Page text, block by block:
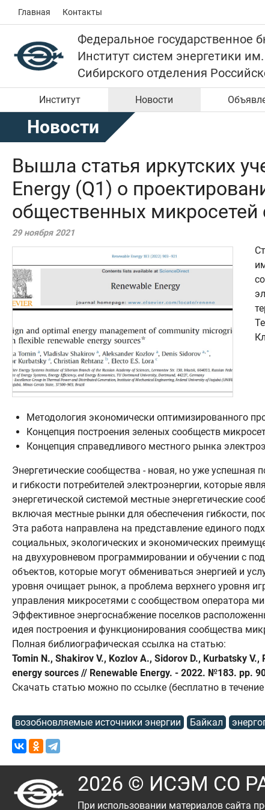
Главная Контакты
Федеральное государственное
Институт систем энергетики
Сибирского отделения
Институт Новости
Новости
Вышла статья иркутских
Energy (Q1) о
общественных
29 ноября 2021
Методология экономически оптимизированного
Концепция построения зеленых сообществ
Концепция справедливого местного рынка
Энергетические сообщества - новая, но уже успешная
и гибкости потребителей электроэнергии, которые
энергетической системой местные энергетические
включая местные рынки для обеспечения гибкости,
Эта работа направлена ​​на представление единого
социальных, экологических и экономических
на двухуровневом программировании и обучении с
объектов, которые могут обмениваться энергией и
уровня очищает рынок, а проблема верхнего уровня
управления микросетями с сообществом оператора
Эффективное энергоснабжение поселков
идея построения и функционирования сообщества
Полная библиографическая ссылка на статью:
Tomin N., Shakirov V., Kozlov A., Sidorov D., Kurbatsky
energy sources // Renewable Energy. - 2022. №183. pp.
Скачать статью можно по ссылке (бесплатно в
возобновляемые источники энергии Байкал
2026 © ИСЭМ СО
При использовании материалов сайта